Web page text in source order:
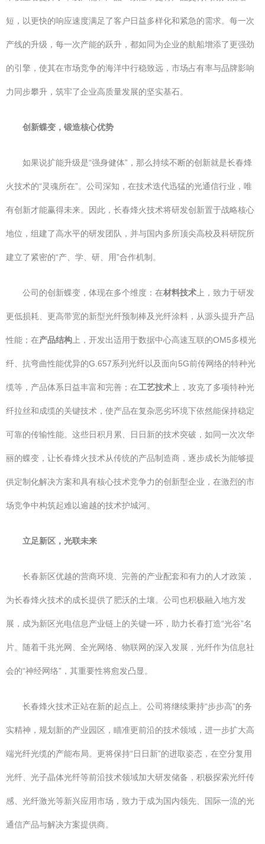
短，以更快的响应速度满足了客户日益多样化和紧急的需求。每一次
产线的升级，每一次产能的跃升，都如同为企业的航船增添了更强劲
的引擎，使其在市场竞争的海洋中行稳致远，市场占有率与品牌影响
力同步攀升，筑牢了企业高质量发展的坚实基石。
创新蝶变，锻造核心优势
如果说扩能升级是“强身健体”，那么持续不断的创新就是长春烽
火技术的“灵魂所在”。公司深知，在技术迭代迅猛的光通信行业，唯
有创新才能赢得未来。因此，长春烽火技术将研发创新置于战略核心
地位，组建了高水平的研发团队，并与国内多所顶尖高校及科研院所
建立了紧密的“产、学、研、用”合作机制。
公司的创新蝶变，体现在多个维度：在材料技术 上，致力于研发
更低损耗、更高带宽的新型光纤预制棒及光纤涂料，从源头提升产品
性能；在产品结构 上，开发出适用于数据中心高速互联的OM5多模光
纤、抗弯曲性能优异的G.657系列光纤以及面向5G前传网络的特种光
缆等，产品体系日益丰富和完善；在工艺技术 上，攻克了多项特种光
纤拉丝和成缆的关键技术，使产品在复杂恶劣环境下依然能保持稳定
可靠的传输性能。这些日积月累、日日新的技术突破，如同一次次华
丽的蝶变，让长春烽火技术从传统的产品制造商，逐步成长为能够提
供定制化解决方案和具有核心技术竞争力的创新型企业，在激烈的市
场竞争中构筑起难以逾越的技术护城河。
立足新区，光联未来
长春新区优越的营商环境、完善的产业配套和有力的人才政策，
为长春烽火技术的成长提供了肥沃的土壤。公司也积极融入地方发
展，成为新区光电信息产业链上的关键一环，助力长春打造“光谷”名
片。随着千兆光网、全光网络、物联网的深入发展，光纤作为信息社
会的“神经网络”，其重要性将愈发凸显。
长春烽火技术正站在新的起点上。公司将继续秉持“步步高”的务
实精神，规划新的产业园区，瞄准更前沿的技术领域，进一步扩大高
端光纤光缆的产能布局。更将保持“日日新”的进取姿态，在空分复用
光纤、光子晶体光纤等前沿技术领域加大研发储备，积极探索光纤传
感、光纤激光等新兴应用市场，致力于成为国内领先、国际一流的光
通信产品与解决方案提供商。